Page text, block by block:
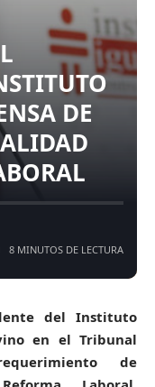
DE
8 MINUTOS DE LECTURA
del Instituto
en el Tribunal
de